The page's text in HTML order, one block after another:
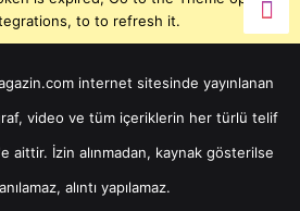
to to refresh it.
internet sitesinde yayınlanan
video ve tüm içeriklerin her türlü telif
aittir. İzin alınmadan, kaynak gösterilse
alıntı yapılamaz.